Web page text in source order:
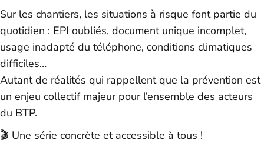
Sur les chantiers, les situations à risque font partie du
quotidien : EPI oubliés, document unique incomplet,
usage inadapté du téléphone, conditions climatiques
difficiles…
Autant de réalités qui rappellent que la prévention est
un enjeu collectif majeur pour l’ensemble des acteurs
du BTP.
🎬 Une série concrète et accessible à tous !